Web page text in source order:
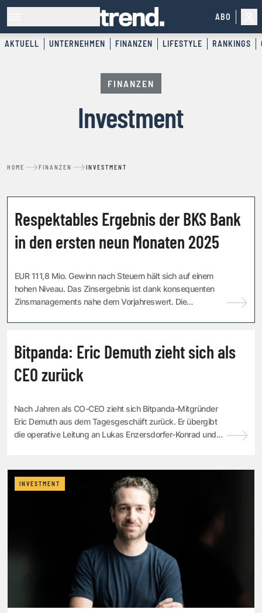
ABO
AKTUELL UNTERNEHMEN FINANZEN LIFESTYLE RANKINGS
FINANZEN
Investment
HOME FINANZEN INVESTMENT
Respektables Ergebnis der BKS Bank
in den ersten neun Monaten 2025
EUR 111,8 Mio. Gewinn nach Steuern hält sich auf einem
hohen Niveau. Das Zinsergebnis ist dank konsequenten
Zinsmanagements nahe dem Vorjahreswert. Die
INVESTMENT
Bitpanda: Eric Demuth zieht sich als
CEO zurück
Nach Jahren als CO-CEO zieht sich Bitpanda-Mitgründer
Eric Demuth aus dem Tagesgeschäft zurück. Er übergibt
die operative Leitung an Lukas Enzersdorfer-Konrad und
INVESTMENT